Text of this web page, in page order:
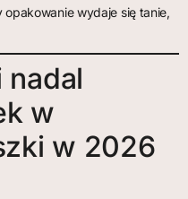
wydaje się tanie,
nadal
w
w 2026